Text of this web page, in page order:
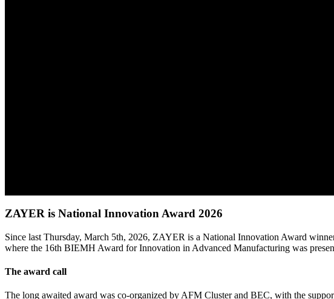
ZAYER is National Innovation Award 2026
Since last Thursday, March 5th, 2026, ZAYER is a National Innovation Award
where the 16th BIEMH Award for Innovation in Advanced Manufacturing was
The award call
The long awaited award was co-organized by AFM Cluster and BEC, with the